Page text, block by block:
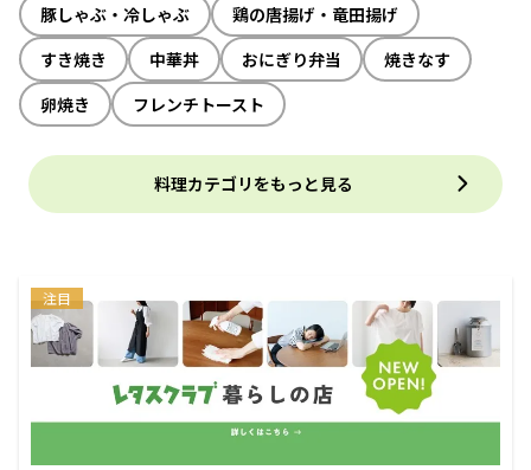
豚しゃぶ・冷しゃぶ
鶏の唐揚げ・竜田揚げ
すき焼き
中華丼 おにぎり弁当
焼きなす
卵焼き
フレンチトースト
料理カテゴリをもっと見る
注目